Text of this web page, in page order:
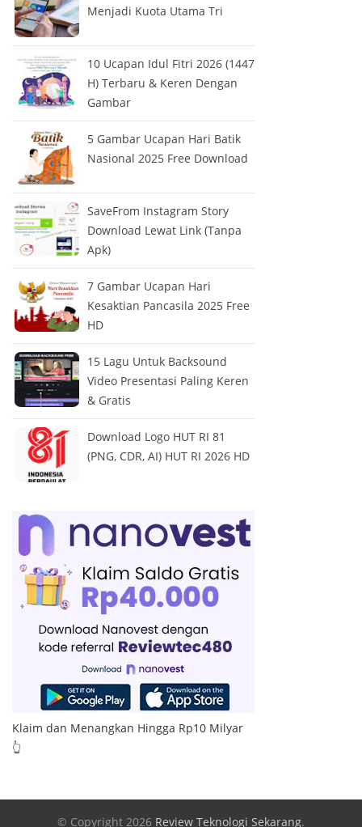
Menjadi Kuota Utama Tri
10 Ucapan Idul Fitri 2026 (1447
H) Terbaru & Keren Dengan
Gambar
5 Gambar Ucapan Hari Batik
Nasional 2025 Free Download
SaveFrom Instagram Story
Download Lewat Link (Tanpa
Apk)
7 Gambar Ucapan Hari
Kesaktian Pancasila 2025 Free
HD
15 Lagu Untuk Backsound
Video Presentasi Paling Keren
& Gratis
Download Logo HUT RI 81
(PNG, CDR, AI) HUT RI 2026 HD
Klaim dan Menangkan Hingga Rp10 Milyar
👆
© Copyright 2026 Review Teknologi Sekarang.